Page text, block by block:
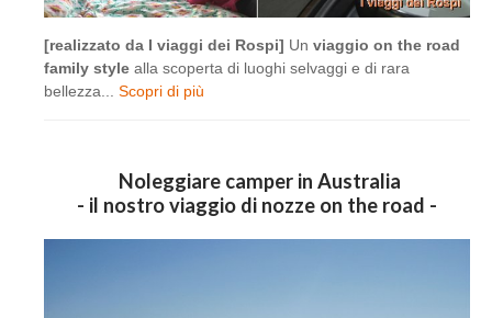
[realizzato da I viaggi dei Rospi] Un viaggio on the road
family style alla scoperta di luoghi selvaggi e di rara
bellezza... Scopri di più
Noleggiare camper in Australia
- il nostro viaggio di nozze on the road -